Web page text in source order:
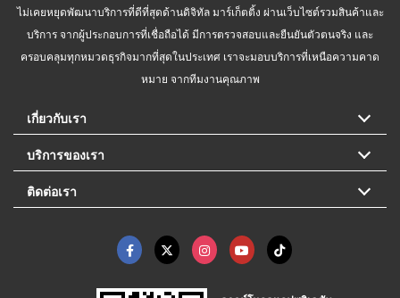
ไม่เคยหยุดพัฒนาบริการที่ดีที่สุดด้านดิจิทัล มาร์เก็ตติ้ง ผ่านเว็บไซต์รวมสินค้าและ
บริการ จากผู้ประกอบการที่เชื่อถือได้ มีการตรวจสอบและยืนยันตัวตนจริง และ
ครอบคลุมทุกหมวดธุรกิจมากที่สุดในประเทศ เราจะมอบบริการที่เหนือความคาด
หมาย จากทีมงานคุณภาพ
เกี่ยวกับเรา
บริการของเรา
ติดต่อเรา